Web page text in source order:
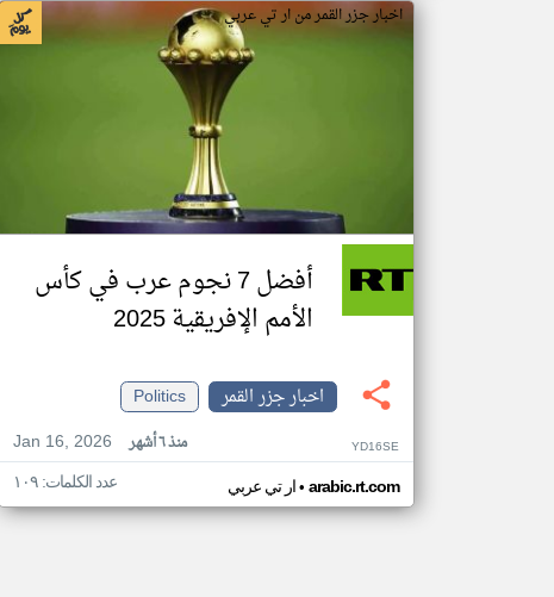
اخبار جزر القمر من ار تي عربي
أفضل 7 نجوم عرب في كأس
الأمم الإفريقية 2025
اخبار جزر القمر
Politics
Jan 16, 2026
منذ ٦ أشهر YD16SE
ار تي عربي• arabic.rt.com عدد الكلمات: ١٠٩